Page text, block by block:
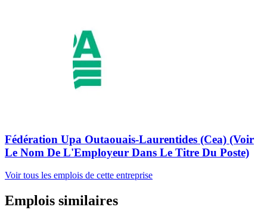
Fédération Upa Outaouais-Laurentides (Cea) (Voir
Le Nom De L'Employeur Dans Le Titre Du Poste)
Voir tous les emplois de cette entreprise
Emplois similaires